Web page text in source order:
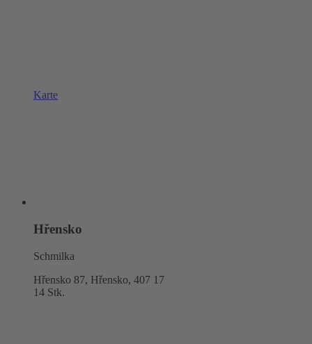
Karte
Hřensko
Schmilka
Hřensko 87, Hřensko, 407 17
14 Stk.